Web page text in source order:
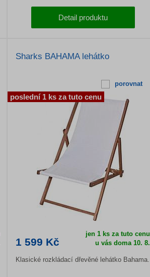
Detail produktu
Sharks BAHAMA lehátko
porovnat
1 599 Kč
jen 1 ks za tuto cenu
u vás doma 10. 8.
Klasické rozkládací dřevěné lehátko Bahama.
poslední 1 ks za tuto cenu